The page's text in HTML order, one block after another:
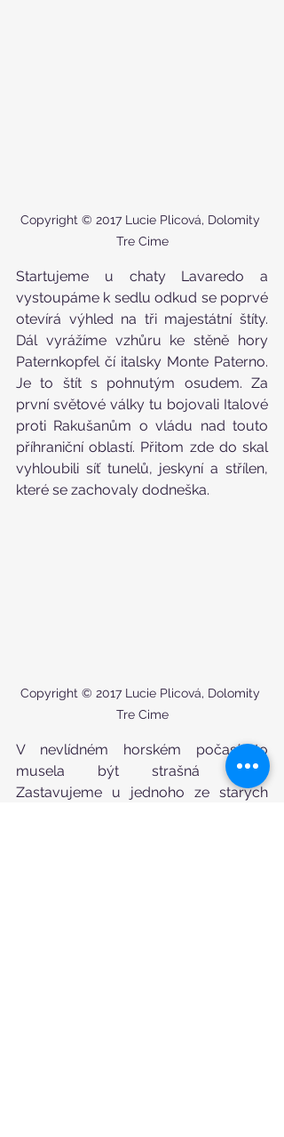
Copyright © 2017 Lucie Plicová, Dolomity
Tre Cime
Startujeme u chaty Lavaredo a
vystoupáme k sedlu odkud se poprvé
otevírá výhled na tři majestátní štíty.
Dál vyrážíme vzhůru ke stěně hory
Paternkopfel čí italsky Monte Paterno.
Je to štít s pohnutým osudem. Za
první světové války tu bojovali Italové
proti Rakušanům o vládu nad touto
příhraniční oblastí. Přitom zde do skal
vyhloubili síť tunelů, jeskyní a střílen,
které se zachovaly dodneška.
Copyright © 2017 Lucie Plicová, Dolomity
Tre Cime
V nevlídném horském počasí to
musela být strašná dřina.
Zastavujeme u jednoho ze starých